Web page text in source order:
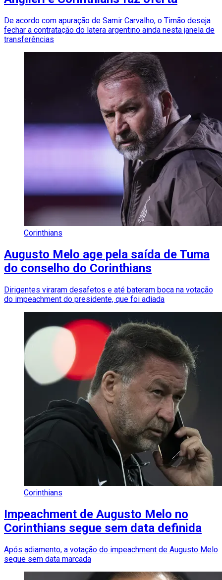
De acordo com apuração de Samir Carvalho, o Timão deseja
fechar a contratação do latera argentino ainda nesta janela de
transferências
Corinthians
Augusto Melo age pela saída de Tuma
do conselho do Corinthians
Dirigentes viraram desafetos e até bateram boca na votação
do impeachment do presidente, que foi adiada
Corinthians
Impeachment de Augusto Melo no
Corinthians segue sem data definida
Após adiamento, a votação do impeachment de Augusto Melo
segue sem data marcada